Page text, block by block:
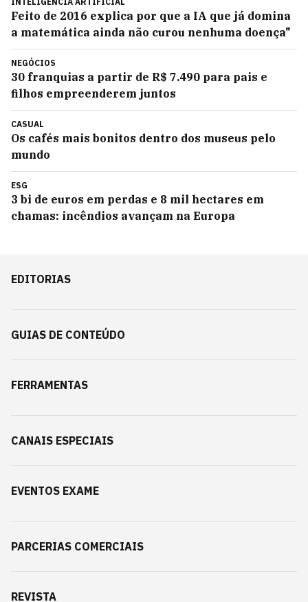
Feito de 2016 explica por que a IA que já domina
a matemática ainda não curou nenhuma doença"
NEGÓCIOS
30 franquias a partir de R$ 7.490 para pais e
filhos empreenderem juntos
CASUAL
Os cafés mais bonitos dentro dos museus pelo
mundo
ESG
3 bi de euros em perdas e 8 mil hectares em
chamas: incêndios avançam na Europa
EDITORIAS
GUIAS DE CONTEÚDO
FERRAMENTAS
CANAIS ESPECIAIS
EVENTOS EXAME
PARCERIAS COMERCIAIS
REVISTA